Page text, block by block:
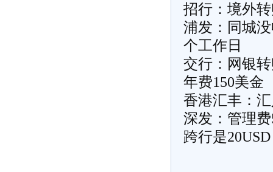
招行：境外
浦发：同城
个工作日
交行：网银
年费150美金
香港汇丰：
深发：管理
跨行是